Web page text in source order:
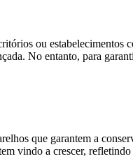
ou estabelecimentos
No entanto, para
que garantem a
vindo a crescer,